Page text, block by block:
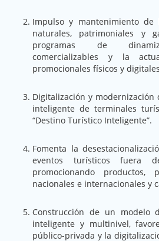
Impulso y mantenimiento de
naturales, patrimoniales y
programas de
comercializables y la
promocionales físicos y
Digitalización y
inteligente de terminales
“Destino Turístico Inteligente”.
Fomenta la
eventos turísticos fuera
promocionando productos,
nacionales e internacionales y
Construcción de un modelo
inteligente y multinivel,
público-privada y la